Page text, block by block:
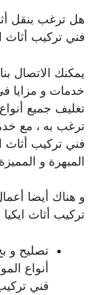
هل ترغب بنقل
فني تركيب أثاث
يمكنك الاتصال
خدمات و مزايا
تغليف جميع
ترغب به ، مع
فني تركيب أثاث
المبهرة و
و هناك أيضا
تركيب أثاث
تصليح و
أنواع
فني